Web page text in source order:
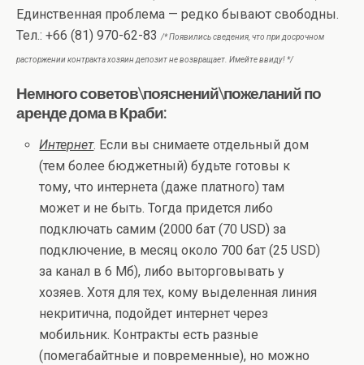
Единственная проблема — редко бывают свободны.
Тел.: +66 (81) 970-62-83 /* Появились сведения, что при досрочном
расторжении контракта хозяин депозит не возвращает. Имейте ввиду! */
Немного советов\пояснений\пожеланий по
аренде дома в Краби:
Интернет. Если вы снимаете отдельный дом
(тем более бюджетный) будьте готовы к
тому, что интернета (даже платного) там
может и не быть. Тогда придется либо
подключать самим (2000 бат (70 USD) за
подключение, в месяц около 700 бат (25 USD)
за канал в 6 Мб), либо выторговывать у
хозяев. Хотя для тех, кому выделенная линия
некритична, подойдет интернет через
мобильник. Контракты есть разные
(помегабайтные и повременные), но можно